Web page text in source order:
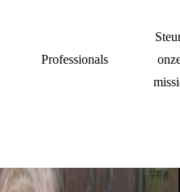
Professionals